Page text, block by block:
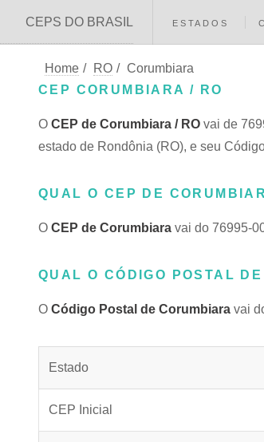
CEPS DO BRASIL ESTADOS
Home / RO / Corumbiara
CEP CORUMBIARA / RO
O CEP de Corumbiara / RO vai de
estado de Rondônia (RO), e seu
QUAL O CEP DE
O CEP de Corumbiara vai do 76995-
QUAL O CÓDIGO POSTAL
O Código Postal de Corumbiara vai
Estado
CEP Inicial